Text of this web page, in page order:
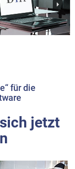
für die
jetzt